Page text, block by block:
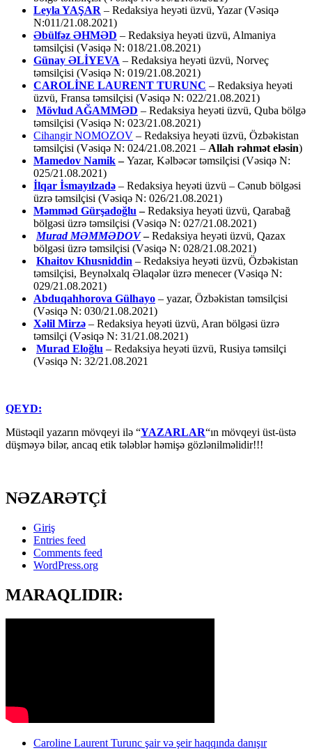
Leyla YAŞAR – Redaksiya heyəti üzvü, Yazar (Vəsiqə
N:011/21.08.2021)
Əbülfəz ƏHMƏD – Redaksiya heyəti üzvü, Almaniya
təmsilçisi (Vəsiqə N: 018/21.08.2021)
Günay ƏLİYEVA – Redaksiya heyəti üzvü, Norveç
təmsilçisi (Vəsiqə N: 019/21.08.2021)
CAROLİNE LAURENT TURUNC – Redaksiya heyəti
üzvü, Fransa təmsilçisi (Vəsiqə N: 022/21.08.2021)
Mövlud AĞAMMƏD – Redaksiya heyəti üzvü, Quba bölgə
təmsilçisi (Vəsiqə N: 023/21.08.2021)
Cihangir NOMOZOV – Redaksiya heyəti üzvü, Özbəkistan
təmsilçisi (Vəsiqə N: 024/21.08.2021 – Allah rəhmət eləsin)
Mamedov Namik–Yazar, Kəlbəcər təmsilçisi (Vəsiqə N:
025/21.08.2021)
İlqar İsmayılzadə – Redaksiya heyəti üzvü – Cənub bölgəsi
üzrə təmsilçisi (Vəsiqə N: 026/21.08.2021)
Məmməd Gürşadoğlu –Redaksiya heyəti üzvü, Qarabağ
bölgəsi üzrə təmsilçisi (Vəsiqə N: 027/21.08.2021)
Murad MƏMMƏDOV –Redaksiya heyəti üzvü, Qazax
bölgəsi üzrə təmsilçisi (Vəsiqə N: 028/21.08.2021)
Khaitov Khusniddin – Redaksiya heyəti üzvü, Özbəkistan
təmsilçisi, Beynəlxalq Əlaqələr üzrə menecer (Vəsiqə N:
029/21.08.2021)
Abduqahhorova Gülhayo – yazar, Özbəkistan təmsilçisi
(Vəsiqə N: 030/21.08.2021)
Xəlil Mirzə – Redaksiya heyəti üzvü, Aran bölgəsi üzrə
təmsilçi (Vəsiqə N: 31/21.08.2021)
Murad Eloğlu – Redaksiya heyəti üzvü, Rusiya təmsilçi
(Vəsiqə N: 32/21.08.2021
QEYD:
Müstəqil yazarın mövqeyi ilə “YAZARLAR“ın mövqeyi üst-üstə
düşməyə bilər, ancaq etik tələblər həmişə gözlənilməlidir!!!
NƏZARƏTÇİ
Giriş
Entries feed
Comments feed
WordPress.org
MARAQLIDIR:
Caroline Laurent Turunc şair və şeir haqqında danışır